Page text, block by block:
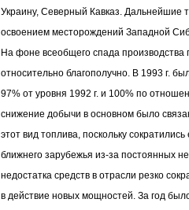
Украину, Северный Кавказ. Дальнейшие
освоением месторождений Западной
На фоне всеобщего спада производства
относительно благополучно. В 1993 г.
97% от уровня 1992 г. и 100% по
снижение добычи в основном было
этот вид топлива, поскольку сократились
ближнего зарубежья из-за постоянных
недостатка средств в отрасли резко
в действие новых мощностей. За год